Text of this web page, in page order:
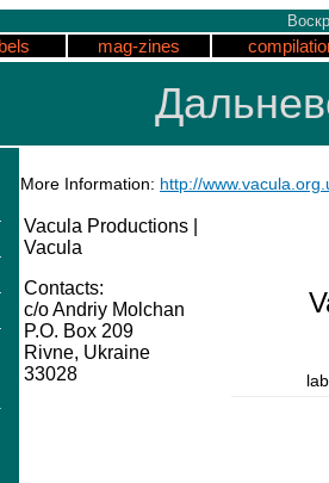
mag-zines
More Information: http://
Vacula Productions |
Vacula
Contacts:
c/o Andriy Molchan
P.O. Box 209
Rivne, Ukraine
33028